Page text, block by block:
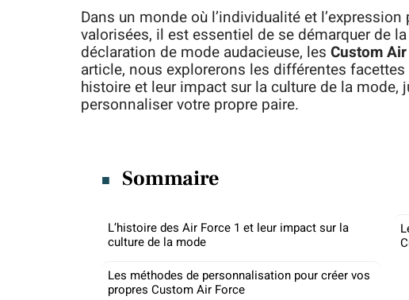
Dans un monde où l’individualité et
valorisées, il est essentiel de se démarquer de
déclaration de mode audacieuse, les Custom Air
article, nous explorerons les différentes
histoire et leur impact sur la culture de la mode,
personnaliser votre propre paire.
Sommaire
L’histoire des Air Force 1 et leur impact sur la
culture de la mode
Les méthodes de personnalisation pour créer vos
propres Custom Air Force